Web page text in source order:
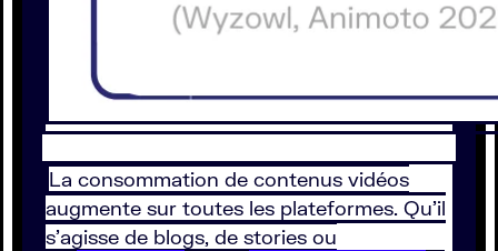
La consommation de contenus vidéos
augmente sur toutes les plateformes. Qu’il
s’agisse de blogs, de stories ou